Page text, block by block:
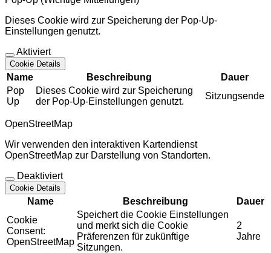
Dieses Cookie wird zur Speicherung der Pop-Up-
Einstellungen genutzt.
Aktiviert
Cookie Details
Name Beschreibung
Dauer
Pop
Up
Dieses Cookie wird zur Speicherung
der Pop-Up-Einstellungen genutzt.
Sitzungsende
OpenStreetMap
Wir verwenden den interaktiven Kartendienst
OpenStreetMap zur Darstellung von Standorten.
Deaktiviert
Cookie Details
Name Beschreibung
Dauer
Cookie
Consent:
OpenStreetMap
Speichert die Cookie Einstellungen
und merkt sich die Cookie
Präferenzen für zukünftige
Sitzungen.
2
Jahre